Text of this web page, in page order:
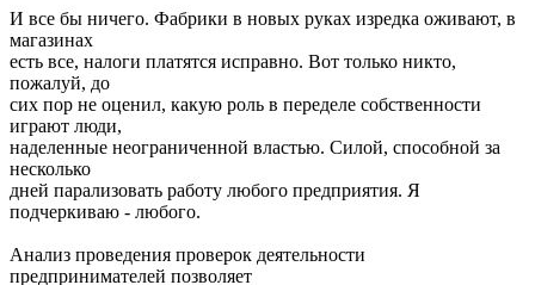
И все бы ничего. Фабрики в новых руках изредка оживают, в
магазинах
есть все, налоги платятся исправно. Вот только никто,
пожалуй, до
сих пор не оценил, какую роль в переделе собственности
играют люди,
наделенные неограниченной властью. Силой, способной за
несколько
дней парализовать работу любого предприятия. Я
подчеркиваю - любого.
Анализ проведения проверок деятельности
предпринимателей позволяет